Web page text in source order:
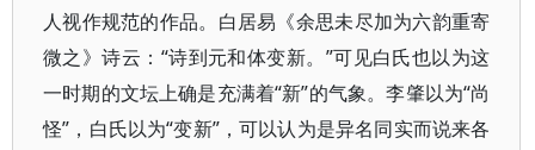
人视作规范的作品。白居易《余思未尽加为六韵重寄
微之》诗云：“诗到元和体变新。”可见白氏也以为这
一时期的文坛上确是充满着“新”的气象。李肇以为“尚
怪”，白氏以为“变新”，可以认为是异名同实而说来各